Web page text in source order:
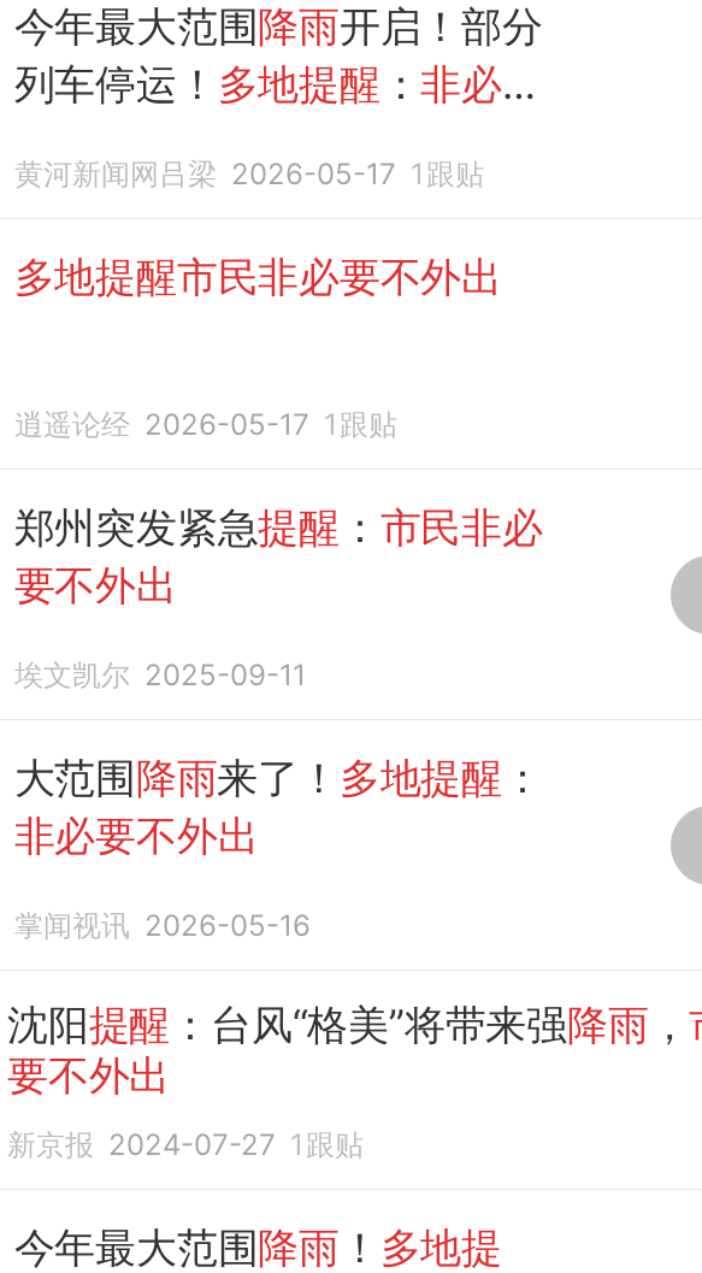
今年最大范围降雨开启！部分
列车停运！ 多地提醒 ：非必要
黄河新闻网吕梁 2026-05-17 1 跟贴
多地提醒市民非必要不外出
逍遥论经 2026-05-17 1 跟贴
郑州突发紧急提醒 ： 市民非必
要不外出
埃文凯尔 2025-09-11
大范围降雨来了！ 多地提醒 ：
非必要不外出
掌闻视讯 2026-05-16
沈阳提醒 ：台风“格美”将带来强降雨 ，
要不外出
新京报 2024-07-27 1 跟贴
今年最大范围降雨 ！ 多地提